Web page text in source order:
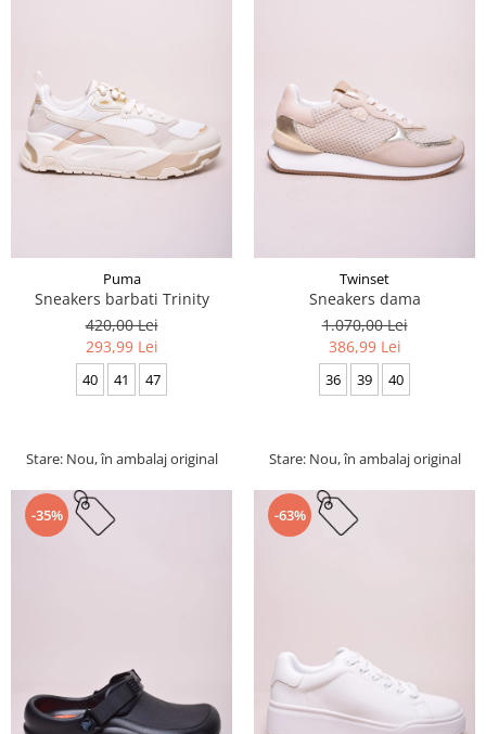
Puma
Sneakers barbati Trinity
420,00 Lei
293,99 Lei
40 41 47
Stare: Nou, în ambalaj original
Twinset
Sneakers dama
1.070,00 Lei
386,99 Lei
36 39 40
Stare: Nou, în ambalaj original
-35% -63%